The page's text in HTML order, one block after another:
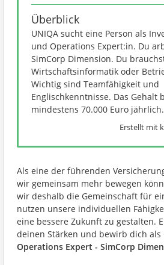
Überblick
UNIQA sucht eine Person als
und Operations Expert:in. Du
SimCorp Dimension. Du
Wirtschaftsinformatik oder
Wichtig sind Teamfähigkeit und
Englischkenntnisse. Das Gehalt
mindestens 70.000 Euro jährlich.
Erstellt mit
Als eine der führenden
wir gemeinsam mehr bewegen
wir deshalb die Gemeinschaft für
nutzen unsere individuellen
eine bessere Zukunft zu gestalten.
deinen Stärken und bewirb dich als
Operations Expert - SimCorp